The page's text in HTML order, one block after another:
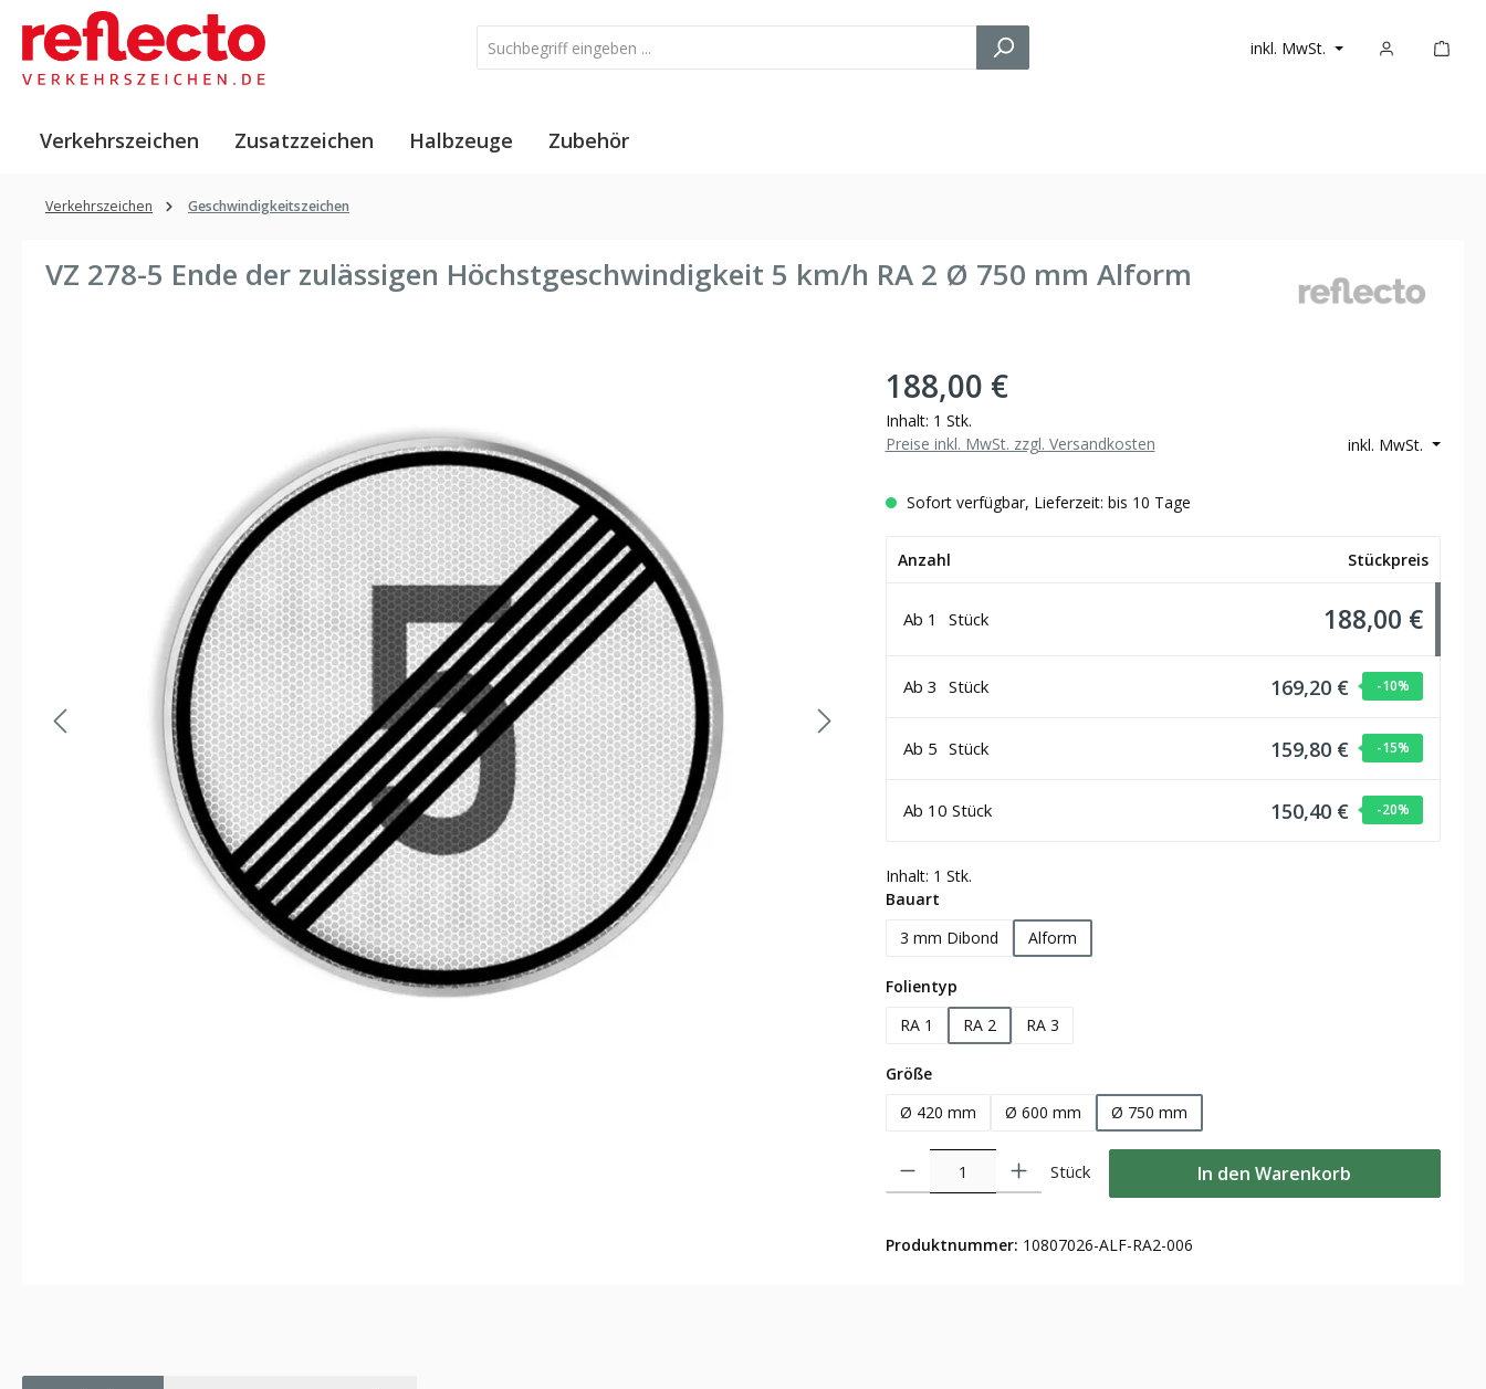
Hauptinhalt springen
Zur Suche springen
Zur Hauptnavigation springen
inkl. MwSt.
Verkehrszeichen Zusatzzeichen Halbzeuge Zubehör
Verkehrszeichen Geschwindigkeitszeichen
VZ 278-5 Ende der zulässigen Höchstgeschwindigkeit 5 km/h RA 2 Ø 750 mm Alform
188,00 €
Inhalt: 1 Stk.
inkl. MwSt.
Preise inkl. MwSt. zzgl. Versandkosten
Sofort verfügbar, Lieferzeit: bis 10 Tage
Anzahl Stückpreis
Ab 1 Stück 188,00 €
Ab 3 Stück 169,20 € -10%
Ab 5 Stück 159,80 € -15%
Ab 10 Stück 150,40 € -20%
Inhalt: 1 Stk.
Bauartauswählen
3 mm Dibond
Alform
Folientypauswählen
RA 1
RA 2 RA 3
Größeauswählen
Ø 420 mm
Ø 600 mm Ø 750 mm
Stück In den Warenkorb
Produktnummer: 10807026-ALF-RA2-006